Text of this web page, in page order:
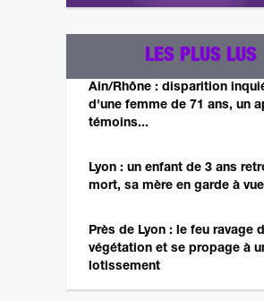
LES PLUS LUS
Ain/Rhône : disparition
d'une femme de 71 ans, un
témoins...
Lyon : un enfant de 3 ans
mort, sa mère en garde à vue
Près de Lyon : le feu ravage
végétation et se propage à
lotissement